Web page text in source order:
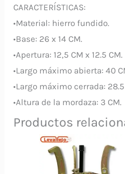
CARACTERÍSTICAS:
•Material: hierro fundido.
•Base: 26 x 14 CM.
•Apertura: 12,5 CM x 12.5 CM.
•Largo máximo abierta: 40
•Largo máximo cerrada:
•Altura de la mordaza: 3 CM.
Productos